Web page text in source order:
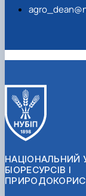
НАЦІОНАЛЬНИЙ
БІОРЕСУРСІВ І